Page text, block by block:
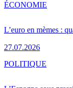
L’euro en mèmes :
27.07.2026
ÉCONOMIE
POLITIQUE